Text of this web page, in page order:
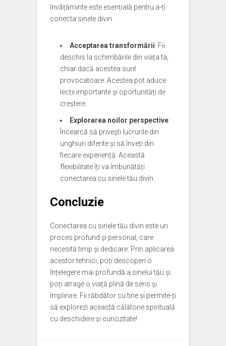
învățăminte este esențială pentru a-ți
conecta sinele divin.
Acceptarea transformării: Fii
deschis la schimbările din viața ta,
chiar dacă acestea sunt
provocatoare. Acestea pot aduce
lecții importante și oportunități de
creștere.
Explorarea noilor perspective:
Încearcă să privești lucrurile din
unghiuri diferite și să înveți din
fiecare experiență. Această
flexibilitate îți va îmbunătăți
conectarea cu sinele tău divin.
Concluzie
Conectarea cu sinele tău divin este un
proces profund și personal, care
necesită timp și dedicare. Prin aplicarea
acestor tehnici, poți descoperi o
înțelegere mai profundă a sinelui tău și
poți atrage o viață plină de sens și
împlinire. Fii răbdător cu tine și permite-ți
să explorezi această călătorie spirituală
cu deschidere și curiozitate!